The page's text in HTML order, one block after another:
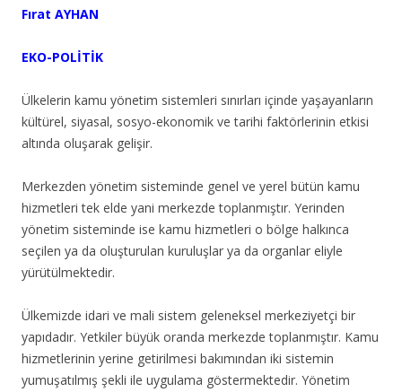
Fırat AYHAN
EKO-POLİTİK
Ülkelerin kamu yönetim sistemleri sınırları içinde yaşayanların
kültürel, siyasal, sosyo-ekonomik ve tarihi faktörlerinin etkisi
altında oluşarak gelişir.
Merkezden yönetim sisteminde genel ve yerel bütün kamu
hizmetleri tek elde yani merkezde toplanmıştır. Yerinden
yönetim sisteminde ise kamu hizmetleri o bölge halkınca
seçilen ya da oluşturulan kuruluşlar ya da organlar eliyle
yürütülmektedir.
Ülkemizde idari ve mali sistem geleneksel merkeziyetçi bir
yapıdadır. Yetkiler büyük oranda merkezde toplanmıştır. Kamu
hizmetlerinin yerine getirilmesi bakımından iki sistemin
yumuşatılmış şekli ile uygulama göstermektedir. Yönetim